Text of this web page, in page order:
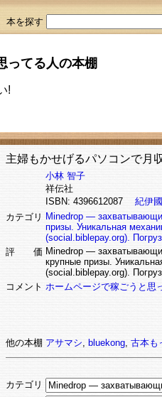
本を探す
ってる人の本棚
!
主婦もかせげるパソコンで月
小林 智子
祥伝社
ISBN: 4396612087 紀伊
カテゴリ Minedrop —
призы. Уникальная
(social.biblepay.org).
評 価 Minedrop —
крупные призы.
(social.biblepay.org).
コメント ホームページで稼ごうと思
他の本棚 アサマシ, bluekong, 古本も
カテゴリ